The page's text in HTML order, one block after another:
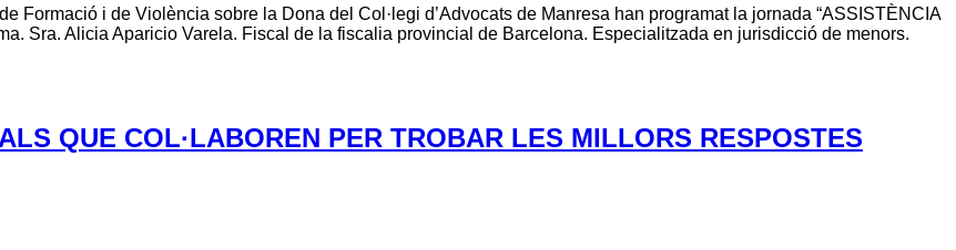
Formació i de Violència sobre la Dona del Col·legi d’Advocats de Manresa han programat la jornada “ASSISTÈNCIA
Sra. Alicia Aparicio Varela. Fiscal de la fiscalia provincial de Barcelona. Especialitzada en jurisdicció de menors.
QUE COL·LABOREN PER TROBAR LES MILLORS RESPOSTES